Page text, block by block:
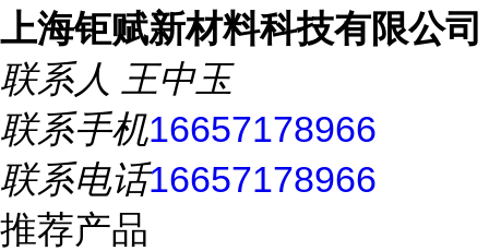
上海钜赋新材料科技有限公司
联系人 王中玉
联系手机16657178966
联系电话16657178966
推荐产品